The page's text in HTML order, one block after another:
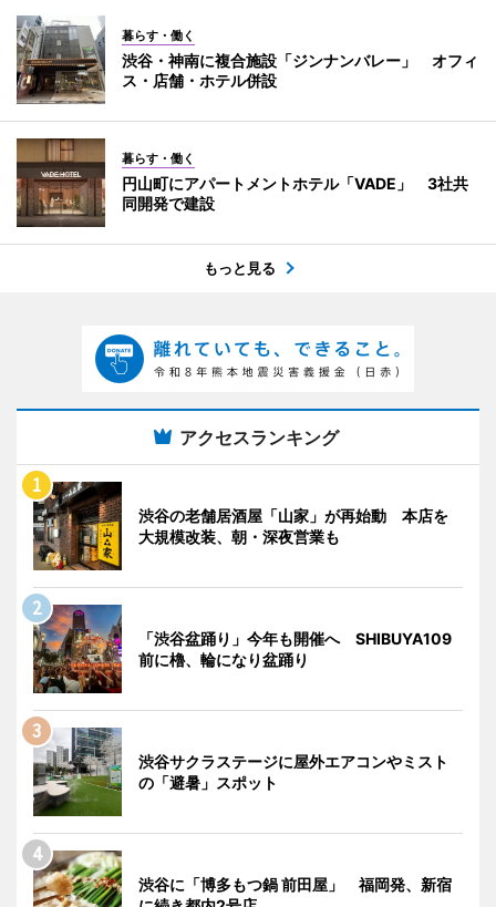
暮らす・働く
渋谷・神南に複合施設「ジンナンバレー」 オフィ
ス・店舗・ホテル併設
暮らす・働く
円山町にアパートメントホテル「VADE」 3社共
同開発で建設
もっと見る
アクセスランキング
渋谷の老舗居酒屋「山家」が再始動 本店を
大規模改装、朝・深夜営業も
「渋谷盆踊り」今年も開催へ SHIBUYA109
前に櫓、輪になり盆踊り
渋谷サクラステージに屋外エアコンやミスト
の「避暑」スポット
渋谷に「博多もつ鍋 前田屋」 福岡発、新宿